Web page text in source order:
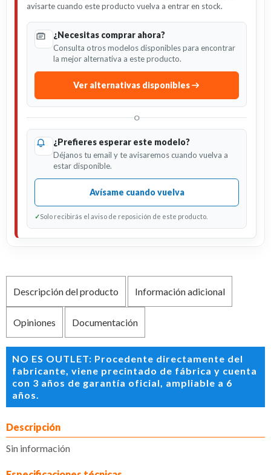
avisarte cuando este producto vuelva a entrar en stock.
¿Necesitas comprar ahora?
Consulta otros modelos disponibles para encontrar
la mejor alternativa a este producto.
Ver alternativas disponibles
O
¿Prefieres esperar este modelo?
Déjanos tu email y te avisaremos cuando vuelva a
estar disponible.
Avísame cuando vuelva
✓Solo recibirás el aviso de reposición de este producto.
Descripción del producto Información adicional
Opiniones Documentación
NO ES OUTLET: Procedente directamente del
fabricante, viene precintado de fábrica y cuenta
con 3 años de garantía oficial, ampliable a 6
años.
Descripción
Sin información